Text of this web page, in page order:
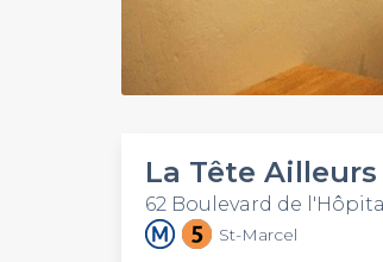
La Tête
62 Boulevard de
St-Marcel